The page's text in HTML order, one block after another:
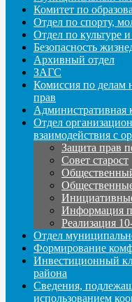
Комитет по
Отдел по спорту,
Отдел по культуре
Безопасность
Архивный отдел
ЗАГС
Комиссия по делам
прав
Административная
Отдел
взаимодействия с
Защита прав
Совет старост
Информация
Реализация
Отдел
Формирование
Инвестиционный
района
Сведения,
использованием